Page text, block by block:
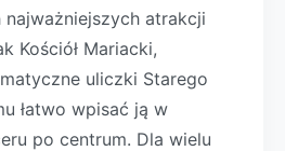
atrakcji
Kościół Mariacki,
uliczki Starego
łatwo wpisać ją w
po centrum. Dla wielu